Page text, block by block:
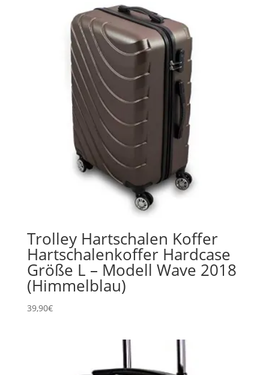
Trolley Hartschalen Koffer
Hartschalenkoffer Hardcase
Größe L – Modell Wave 2018
(Himmelblau)
39,90€